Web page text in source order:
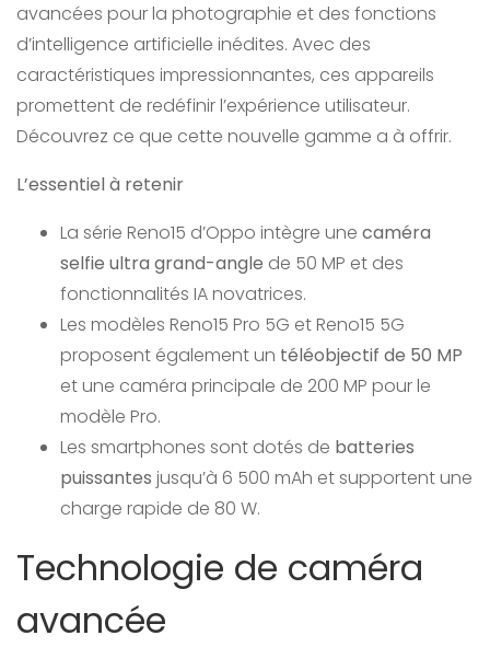
avancées pour la photographie et des fonctions
d’intelligence artificielle inédites. Avec des
caractéristiques impressionnantes, ces appareils
promettent de redéfinir l’expérience utilisateur.
Découvrez ce que cette nouvelle gamme a à offrir.
L’essentiel à retenir
La série Reno15 d’Oppo intègre une caméra
selfie ultra grand-angle de 50 MP et des
fonctionnalités IA novatrices.
Les modèles Reno15 Pro 5G et Reno15 5G
proposent également un téléobjectif de 50 MP
et une caméra principale de 200 MP pour le
modèle Pro.
Les smartphones sont dotés de batteries
puissantes jusqu’à 6 500 mAh et supportent une
charge rapide de 80 W.
Technologie de caméra
avancée